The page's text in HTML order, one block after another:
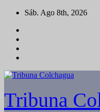
Saltar
contenido
Sáb. Ago 8th, 2026
Tribuna